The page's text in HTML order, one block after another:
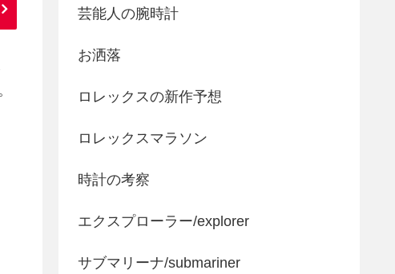
芸能人の腕時計
お洒落
ロレックスの新作予想
ロレックスマラソン
時計の考察
エクスプローラー/explorer
サブマリーナ/submariner